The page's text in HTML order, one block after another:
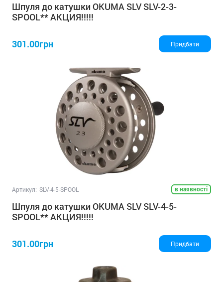
Шпуля до катушки OKUMA SLV SLV-2-3-
SPOOL** АКЦИЯ!!!!!
301.00грн Придбати
Артикул: SLV-4-5-SPOOL в наявності
Шпуля до катушки OKUMA SLV SLV-4-5-
SPOOL** АКЦИЯ!!!!!
301.00грн Придбати